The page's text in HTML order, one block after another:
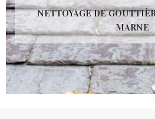
NETTOYAGE DE
MARNE